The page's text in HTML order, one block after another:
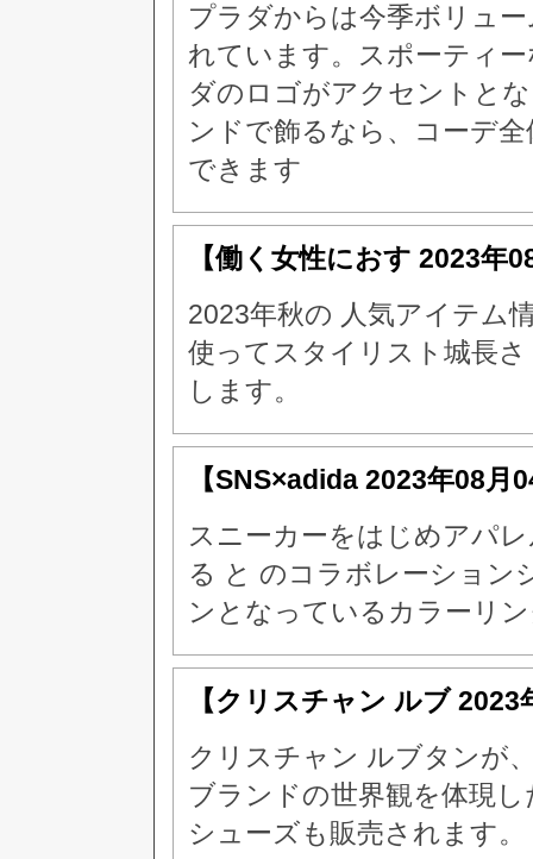
プラダからは今季ボリュ
れています。スポーティ
ダのロゴがアクセントと
ンドで飾るなら、コーデ
できます
【働く女性におす 2023年
2023年秋の 人気アイテム
使ってスタイリスト城長
します。
【SNS×adida 2023年08月
スニーカーをはじめアパ
る と のコラボレーション
ンとなっているカラーリ
【クリスチャン ルブ2023
クリスチャン ルブタンが
ブランドの世界観を体現
シューズも販売されます。